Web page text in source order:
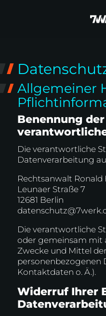
Allgemeiner
Benennung der
Die verantwortliche
Datenverarbeitung
Rechtsanwalt Ronald
Leunaer Straße 7
12681 Berlin
Die verantwortliche
oder gemeinsam mit
Zwecke und Mittel
personenbezogenen
Kontaktdaten o. Ä.).
Widerruf Ihrer